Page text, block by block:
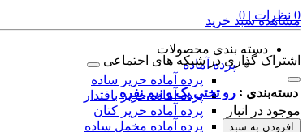
مشاهده سبد خرید
دسته بندی محصولات
پرده‌ آماده
پرده آماده حریر ساده
پرده آماده حریر بافتدار
پرده آماده حریر کتان
پرده آماده مخمل ساده
0 نظرات | 0
اشتراک گذاری در شبکه های اجتماعی
دسته‌بندی : رو تختی یک و نیم نفره
موجود در انبار
افزودن به سبد